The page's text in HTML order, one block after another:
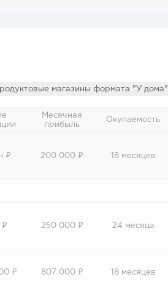
магазины формата "У дома"
Месячная
прибыль
Окупаемость
₽ 200 000 ₽ 18 месяцев
₽ 250 000 ₽ 24 месяца
₽ 807 000 ₽ 18 месяцев